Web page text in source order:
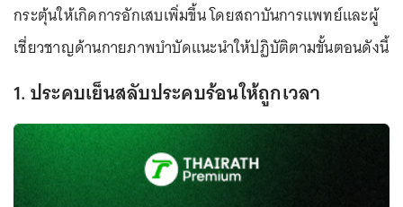
กระตุ้นให้เกิดการอักเสบเพิ่มขึ้น โดยสถาบันการแพทย์และผู้
เชี่ยวชาญด้านกายภาพบำบัดแนะนำให้ปฏิบัติตามขั้นตอนดังนี้
1. ประคบเย็นสลับประคบร้อนให้ถูกเวลา